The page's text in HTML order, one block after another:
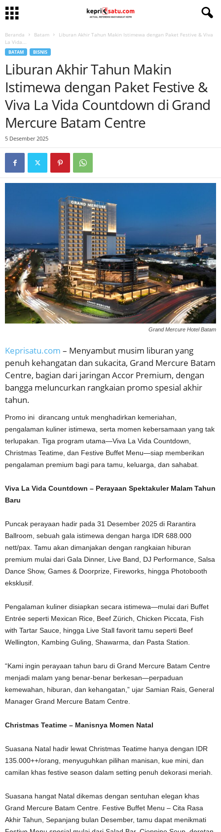
Beranda Batam
Liburan Akhir Tahun Makin Istimewa dengan Paket Festive & Viva
La Vida...
BATAM BISNIS
Liburan Akhir Tahun Makin
Istimewa dengan Paket Festive &
Viva La Vida Countdown di Grand
Mercure Batam Centre
5 Desember 2025
Grand Mercure Hotel Batam
Keprisatu.com – Menyambut musim liburan yang
penuh kehangatan dan sukacita, Grand Mercure Batam
Centre, bagian dari jaringan Accor Premium, dengan
bangga meluncurkan rangkaian promo spesial akhir
tahun.
Promo ini dirancang untuk menghadirkan kemeriahan,
pengalaman kuliner istimewa, serta momen kebersamaan yang tak
terlupakan. Tiga program utama—Viva La Vida Countdown,
Christmas Teatime, dan Festive Buffet Menu—siap memberikan
pengalaman premium bagi para tamu, keluarga, dan sahabat.
Viva La Vida Countdown – Perayaan Spektakuler Malam Tahun
Baru
Puncak perayaan hadir pada 31 Desember 2025 di Rarantira
Ballroom, sebuah gala istimewa dengan harga IDR 688.000
nett/pax. Tamu akan dimanjakan dengan rangkaian hiburan
premium mulai dari Gala Dinner, Live Band, DJ Performance, Salsa
Dance Show, Games & Doorprize, Fireworks, hingga Photobooth
eksklusif.
Pengalaman kuliner disiapkan secara istimewa—mulai dari Buffet
Entrée seperti Mexican Rice, Beef Zürich, Chicken Piccata, Fish
with Tartar Sauce, hingga Live Stall favorit tamu seperti Beef
Wellington, Kambing Guling, Shawarma, dan Pasta Station.
“Kami ingin perayaan tahun baru di Grand Mercure Batam Centre
menjadi malam yang benar-benar berkesan—perpaduan
kemewahan, hiburan, dan kehangatan,” ujar Samian Rais, General
Manager Grand Mercure Batam Centre.
Christmas Teatime – Manisnya Momen Natal
Suasana Natal hadir lewat Christmas Teatime hanya dengan IDR
135.000++/orang, menyuguhkan pilihan manisan, kue mini, dan
camilan khas festive season dalam setting penuh dekorasi meriah.
Suasana hangat Natal dikemas dengan sentuhan elegan khas
Grand Mercure Batam Centre. Festive Buffet Menu – Cita Rasa
Akhir Tahun, Sepanjang bulan Desember, tamu dapat menikmati